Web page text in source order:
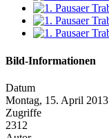
Bild-Informationen
Datum
Montag, 15. April 2013
Zugriffe
2312